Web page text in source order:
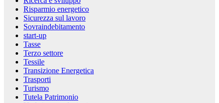
Risparmio energetico
Sicurezza sul lavoro
Sovraindebitamento
start-up
Tasse
Terzo settore
Tessile
Transizione Energetica
Trasporti
Turismo
Tutela Patrimonio